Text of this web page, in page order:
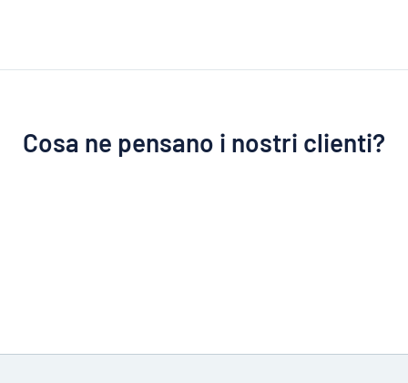
Cosa ne pensano i nostri clienti?